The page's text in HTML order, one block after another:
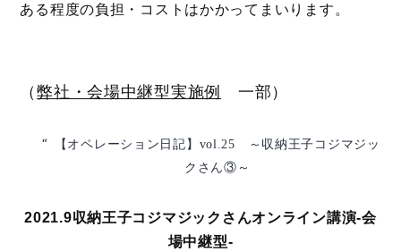
ある程度の負担・コストはかかってまいります。
（弊社・会場中継型実施例 一部）
【オペレーション日記】vol.25 ～収納王子コジマジッ
クさん③～
2021.9収納王子コジマジックさんオンライン講演-会
場中継型-